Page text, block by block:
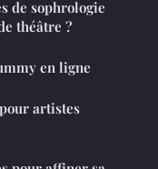
de sophrologie
théâtre ?
en ligne
artistes